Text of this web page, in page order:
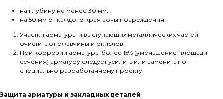
на глубину не менее 30 мм;
на 50 мм от каждого края зоны повреждения.
Участки арматуры и выступающих металлических частей
очистить от ржавчины и окислов.
При коррозии арматуры более 15% (уменьшение площади
сечения) арматуру следует усилить или заменить по
специально разработанному проекту.
Защита арматуры и закладных деталей